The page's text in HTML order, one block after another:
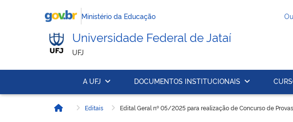
Ministério da Educação
Universidade Federal de Jataí
UFJ
A UFJ DOCUMENTOS INSTITUCIONAIS
Início Editais Edital Geral nº 05/2025 para realização de Concurso de